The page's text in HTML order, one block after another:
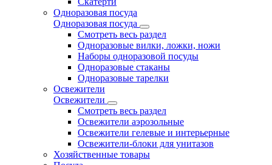
Одноразовая посуда
Одноразовая посуда
Смотреть весь раздел
Одноразовые вилки, ложки, ножи
Наборы одноразовой посуды
Одноразовые стаканы
Одноразовые тарелки
Освежители
Освежители
Смотреть весь раздел
Освежители аэрозольные
Освежители гелевые и интерьерные
Освежители-блоки для унитазов
Хозяйственные товары